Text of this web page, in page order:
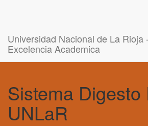
Universidad Nacional de La Rioja
Excelencia Academica
Sistema Digesto
UNLaR